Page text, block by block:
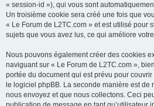
« session-id »), qui vous sont
Un troisième cookie sera créé une fois que
« Le Forum de L2TC.com » et est utilisé pour
sujets que vous avez lus, ce qui améliore
Nous pouvons également créer des cookies
naviguant sur « Le Forum de L2TC.com »,
portée du document qui est prévu pour
le logiciel phpBB. La seconde manière est de
nous envoyez et que nous collectons. Ceci